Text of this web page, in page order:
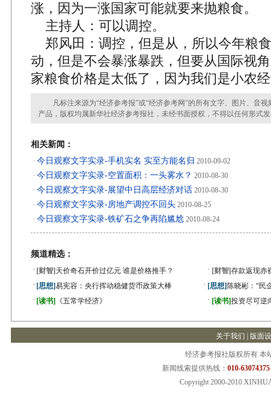
涨，因为一涨国家可能就要来抛粮食。
主持人：可以调控。
郑风田：调控，但是从，所以今年粮
动，但是不会暴涨暴跌，但要从国际视
家粮食价格是太低了，因为我们是小农
凡标注来源为“经济参考报”或“经济参考网”的所有文字、图片、音视
产品，版权均属新华社经济参考报社，未经书面授权，不得以任何形式
相关新闻：
· 今日观察文字实录-手机实名 实至方能名归 2010-09-02
· 今日观察文字实录-空置面积：一头雾水？ 2010-08-30
· 今日观察文字实录-展望中日高层经济对话 2010-08-30
· 今日观察文字实录-房地产调控不回头 2010-08-25
· 今日观察文字实录-铁矿石之争再陷尴尬 2010-08-24
频道精选：
· [财智] 天价奇石开价过亿元 谁是价格推手？ · [财智]存款返现赤
· [思想]易宪容：央行挥动稳健货币政策大棒 · [思想] 陈晓彬：“民
· [读书] 《五常学经济》 · [读书]投资尽可逆
关于我们 | 版面
经济参考报社版权所有 本
新闻线索提供热线： 010-
Copyright 2000-2010